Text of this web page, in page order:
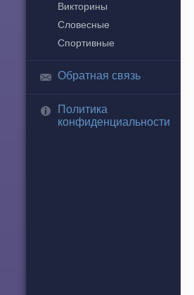
Викторины
Словесные
Спортивные
Обратная связь
Политика
конфиденциальности